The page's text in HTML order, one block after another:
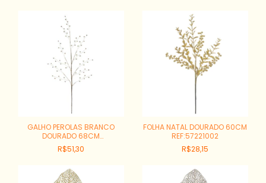
GALHO PEROLAS BRANCO
DOURADO 68CM
REF:56833001
R$51,30
FOLHA NATAL DOURADO 60CM
REF:57221002
R$28,15